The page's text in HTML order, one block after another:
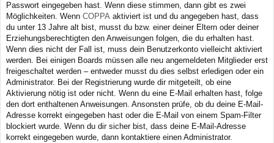
Passwort eingegeben hast. Wenn diese stimmen, dann gibt es zwei
Möglichkeiten. Wenn COPPA aktiviert ist und du angegeben hast, dass
du unter 13 Jahre alt bist, musst du bzw. einer deiner Eltern oder deiner
Erziehungsberechtigten den Anweisungen folgen, die du erhalten hast.
Wenn dies nicht der Fall ist, muss dein Benutzerkonto vielleicht aktiviert
werden. Bei einigen Boards müssen alle neu angemeldeten Mitglieder erst
freigeschaltet werden – entweder musst du dies selbst erledigen oder ein
Administrator. Bei der Registrierung wurde dir mitgeteilt, ob eine
Aktivierung nötig ist oder nicht. Wenn du eine E-Mail erhalten hast, folge
den dort enthaltenen Anweisungen. Ansonsten prüfe, ob du deine E-Mail-
Adresse korrekt eingegeben hast oder die E-Mail von einem Spam-Filter
blockiert wurde. Wenn du dir sicher bist, dass deine E-Mail-Adresse
korrekt eingegeben wurde, dann kontaktiere einen Administrator.